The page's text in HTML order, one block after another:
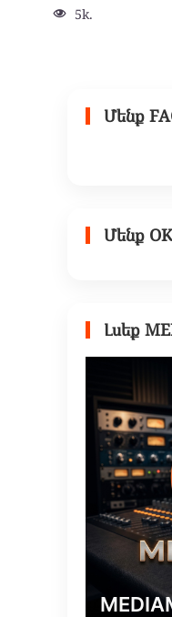
5k.
Մենք
Մենք
Լսեք